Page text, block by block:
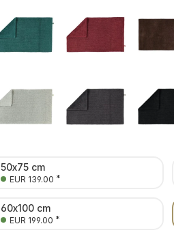
50x75 cm
EUR 139.00 *
60x100 cm
EUR 199.00 *